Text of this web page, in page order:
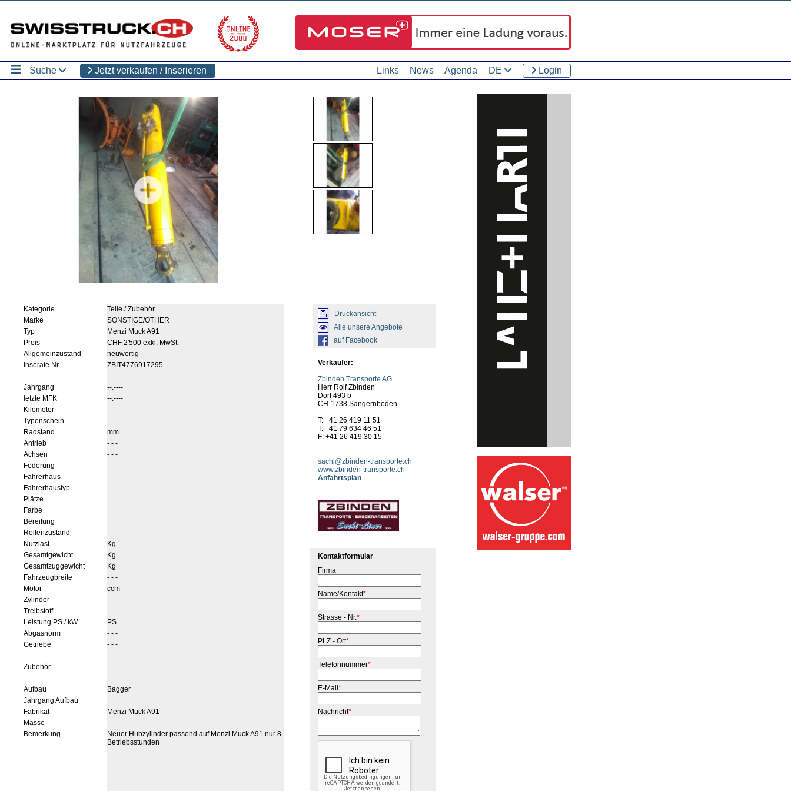
Suche Jetzt verkaufen / Inserieren Links News Agenda DE Login
Kategorie
Teile / Zubehör
Marke
SONSTIGE/OTHER
Typ
Menzi Muck A91
Preis
CHF 2'500 exkl. MwSt.
Allgemeinzustand
neuwertig
Inserate Nr.
ZBIT4776917295
Jahrgang
--.----
letzte MFK
--.----
Kilometer
Typenschein
Radstand
mm
Antrieb
- - -
Achsen
- - -
Federung
- - -
Fahrerhaus
- - -
Fahrerhaustyp
- - -
Plätze
Farbe
Bereifung
Reifenzustand
-- -- -- -- --
Nutzlast
Kg
Gesamtgewicht
Kg
Gesamtzuggewicht
Kg
Fahrzeugbreite
- - -
Motor
ccm
Zylinder
- - -
Treibstoff
- - -
Leistung PS / kW
PS
Abgasnorm
- - -
Getriebe
- - -
Zubehör
Aufbau
Bagger
Jahrgang Aufbau
Fabrikat
Menzi Muck A91
Masse
Bemerkung
Neuer Hubzylinder passend auf Menzi Muck A91 nur 8
Betriebsstunden
Druckansicht
Alle unsere Angebote
auf Facebook
Verkäufer:
Zbinden Transporte AG
Herr Rolf Zbinden
Dorf 493 b
CH-1738 Sangernboden
T: +41 26 419 11 51
T: +41 79 634 46 51
F: +41 26 419 30 15
sachi@zbinden-transporte.ch
www.zbinden-transporte.ch
Anfahrtsplan
Kontaktformular
Firma
Name/Kontakt*
Strasse - Nr.*
PLZ - Ort*
Telefonnummer*
E-Mail *
Nachricht*